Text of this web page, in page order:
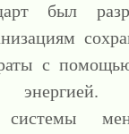
был
с
энергией.
системы